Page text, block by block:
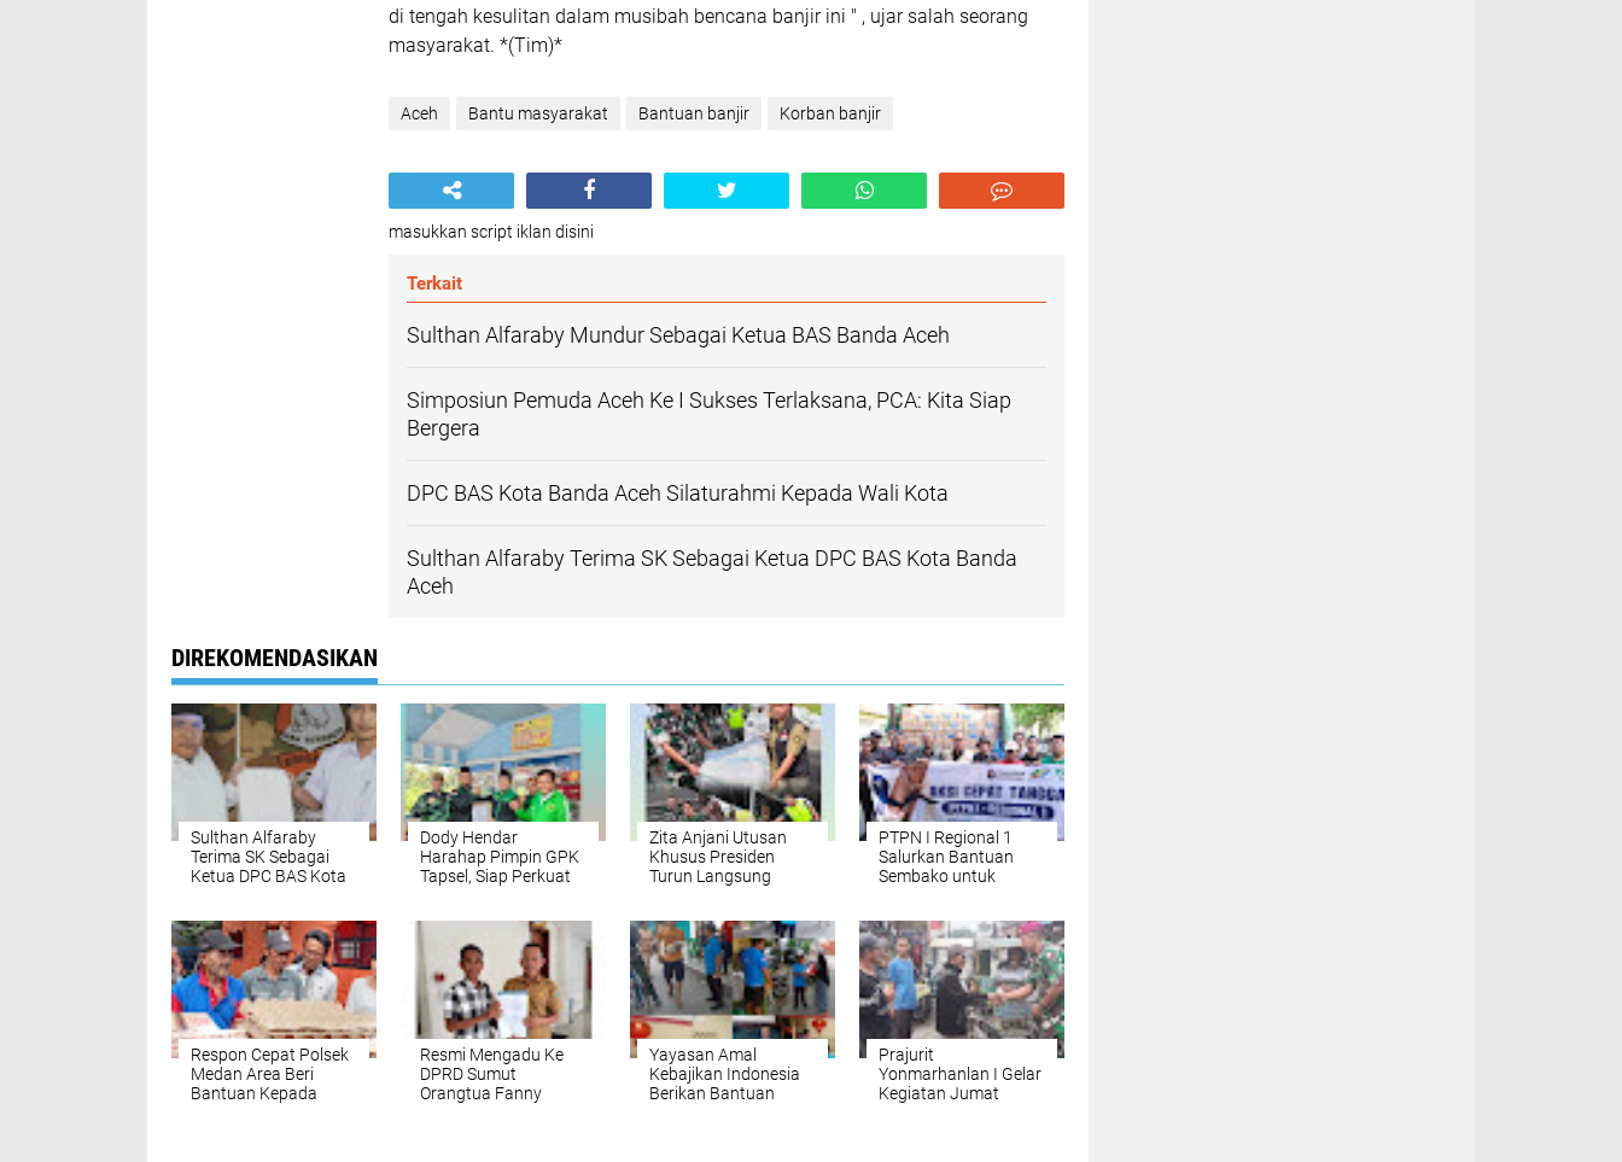
di tengah kesulitan dalam musibah bencana banjir ini " , ujar salah seorang
masyarakat. *(Tim)*
Aceh Bantu masyarakat Bantuan banjir Korban banjir
masukkan script iklan disini
Terkait
Sulthan Alfaraby Mundur Sebagai Ketua BAS Banda Aceh
Simposiun Pemuda Aceh Ke I Sukses Terlaksana, PCA: Kita Siap
Bergera
DPC BAS Kota Banda Aceh Silaturahmi Kepada Wali Kota
Sulthan Alfaraby Terima SK Sebagai Ketua DPC BAS Kota Banda
Aceh
DIREKOMENDASIKAN
Sulthan Alfaraby
Terima SK Sebagai
Ketua DPC BAS Kota
Dody Hendar
Harahap Pimpin GPK
Tapsel, Siap Perkuat
Zita Anjani Utusan
Khusus Presiden
Turun Langsung
PTPN I Regional 1
Salurkan Bantuan
Sembako untuk
Respon Cepat Polsek
Medan Area Beri
Bantuan Kepada
Resmi Mengadu Ke
DPRD Sumut
Orangtua Fanny
Yayasan Amal
Kebajikan Indonesia
Berikan Bantuan
Prajurit
Yonmarhanlan I Gelar
Kegiatan Jumat